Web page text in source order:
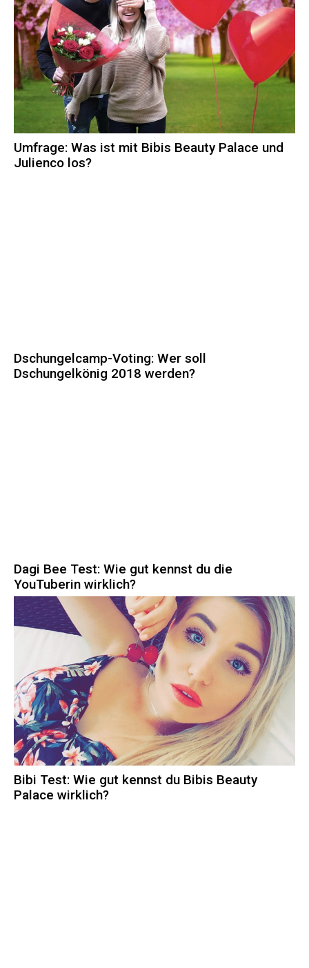
Umfrage: Was ist mit Bibis Beauty Palace und
Julienco los?
Dschungelcamp-Voting: Wer soll
Dschungelkönig 2018 werden?
Dagi Bee Test: Wie gut kennst du die
YouTuberin wirklich?
Bibi Test: Wie gut kennst du Bibis Beauty
Palace wirklich?